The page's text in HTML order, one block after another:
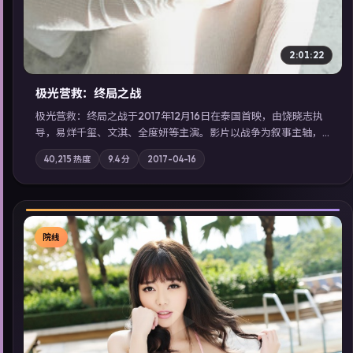
2:01:22
极光营救：终局之战
极光营救：终局之战于2017年12月16日在泰国首映，由饶晓志执
导，易烊千玺、文淇、全度妍等主演。影片以战争为叙事主轴，
一场意外将众人卷入不可撤回的连锁反应；摄影与配乐强化地域
气质；站内亦可通过「国产免费观看高清电视剧在线看」延展检
索同类型高分佳作，畅享高清在线追剧体验。
40,215 热度 9.4分 2017-04-16
▶
院线